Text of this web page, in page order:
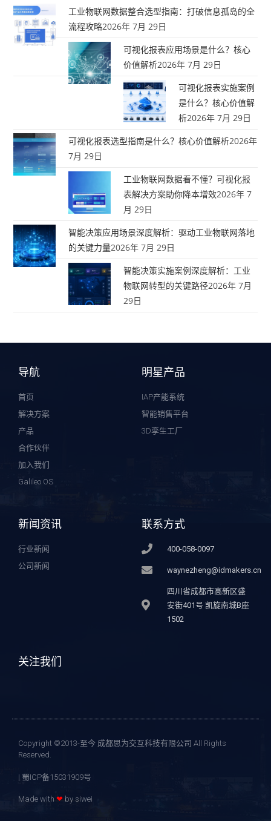
工业物联网数据整合选型指南：打破信息孤岛的全
流程攻略2026年 7月 29日
可视化报表应用场景是什么？核心
价值解析2026年 7月 29日
可视化报表实施案例
是什么？核心价值解
析2026年 7月 29日
可视化报表选型指南是什么？核心价值解析2026年
7月 29日
工业物联网数据看不懂？可视化报
表解决方案助你降本增效2026年 7
月 29日
智能决策应用场景深度解析：驱动工业物联网落地
的关键力量2026年 7月 29日
智能决策实施案例深度解析：工业
物联网转型的关键路径2026年 7月
29日
导航
首页
解决方案
产品
合作伙伴
加入我们
Galileo OS
明星产品
IAP产能系统
智能销售平台
3D孪生工厂
新闻资讯
行业新闻
公司新闻
联系方式
400-058-0097
waynezheng@idmakers.cn
四川省成都市高新区盛
安街401号 凯旋南城B座
1502
关注我们
Copyright ©2013-至今 成都思为交互科技有限公司 All Rights
Reserved.
| 蜀ICP备15031909号
Made with ❤ by siwei